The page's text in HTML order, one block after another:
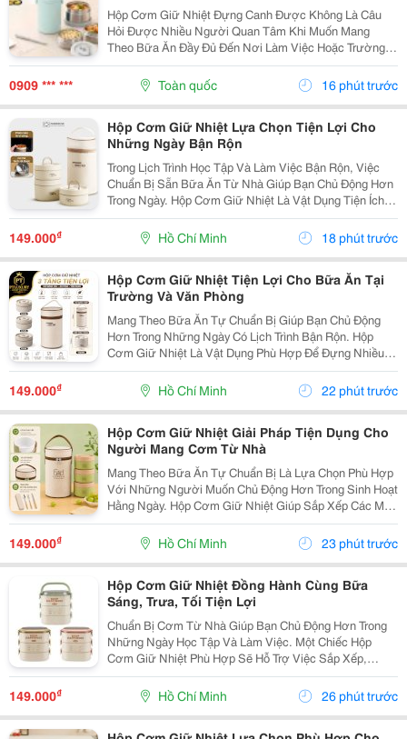
Hộp Cơm Giữ Nhiệt Đựng Canh Được Không Là Câu
Hỏi Được Nhiều Người Quan Tâm Khi Muốn Mang
Theo Bữa Ăn Đầy Đủ Đến Nơi Làm Việc Hoặc Trường
Học. So Với Cơm Hay Thức Ăn Khô, Canh Là Món Ăn
Có Nhiều Nước Nên Người Dùng Thường Lo Ngại Về
Khả Năng Giữ...
0909 *** *** Toàn quốc 16 phút trước
Hộp Cơm Giữ Nhiệt Lựa Chọn Tiện Lợi Cho
Những Ngày Bận Rộn
Trong Lịch Trình Học Tập Và Làm Việc Bận Rộn, Việc
Chuẩn Bị Sẵn Bữa Ăn Từ Nhà Giúp Bạn Chủ Động Hơn
Trong Ngày. Hộp Cơm Giữ Nhiệt Là Vật Dụng Tiện Ích,
Hỗ Trợ Mang Theo Cơm Và Các Món Ăn Một Cách Gọn
Gàng, Phù Hợp Với Nhiều Nhu Cầu Sử Dụng. Chọn...
149.000₫ Hồ Chí Minh 18 phút trước
Hộp Cơm Giữ Nhiệt Tiện Lợi Cho Bữa Ăn Tại
Trường Và Văn Phòng
Mang Theo Bữa Ăn Tự Chuẩn Bị Giúp Bạn Chủ Động
Hơn Trong Những Ngày Có Lịch Trình Bận Rộn. Hộp
Cơm Giữ Nhiệt Là Vật Dụng Phù Hợp Để Đựng Nhiều
Món Ăn, Dễ Dàng Mang Theo Khi Đi Học, Đi Làm Hoặc
Tham Gia Các Hoạt Động Bên Ngoài. Lựa Chọn Hộp Có
Nhiều...
149.000₫ Hồ Chí Minh 22 phút trước
Hộp Cơm Giữ Nhiệt Giải Pháp Tiện Dụng Cho
Người Mang Cơm Từ Nhà
Mang Theo Bữa Ăn Tự Chuẩn Bị Là Lựa Chọn Phù Hợp
Với Những Người Muốn Chủ Động Hơn Trong Sinh Hoạt
Hằng Ngày. Hộp Cơm Giữ Nhiệt Giúp Sắp Xếp Các Món
Ăn Gọn Gàng, Thuận Tiện Mang Đến Trường, Văn
Phòng Hoặc Sử Dụng Trong Những Chuyến Đi. Chọn
Hộp Cơm...
149.000₫ Hồ Chí Minh 23 phút trước
Hộp Cơm Giữ Nhiệt Đồng Hành Cùng Bữa
Sáng, Trưa, Tối Tiện Lợi
Chuẩn Bị Cơm Từ Nhà Giúp Bạn Chủ Động Hơn Trong
Những Ngày Học Tập Và Làm Việc. Một Chiếc Hộp
Cơm Giữ Nhiệt Phù Hợp Sẽ Hỗ Trợ Việc Sắp Xếp,
Mang Theo Và Sử Dụng Bữa Ăn Thuận Tiện Hơn, Đặc
Biệt Với Những Người Thường Xuyên Ăn Trưa Bên
Ngoài. Chọn...
149.000₫ Hồ Chí Minh 26 phút trước